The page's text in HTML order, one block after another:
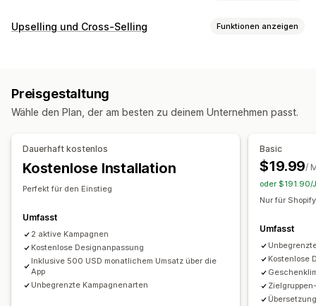
Rabatt-Typen
Warenkorbrabatte Checkout-Rabatte
Prämien Produkt-Bundles Zeitlich begrenzte Angebote
Cross-Selling-Rabatte
Individuelle Rabatte
Editor-Tool
Individueller Code Währungsumrechnung
Lokalisierung
Kampagnen
Trigger und Regeln
Automatisierungen
Segmentierung Tagging Tracking
Berichterstattung
Upselling und Cross-Selling Funktionen anzeigen
Produktseiten-Upselling
Warenkorbeinschub Pop-ups
Benutzerdefinierte CSS
Benutzerdefinierte Regeln
Kostenlose Geschenke
Kostenloser Versand
Mengenrabatte
Gestaffelte Rabatte
KI-Empfehlungen
Priorisierte Auftragsabwicklung
Analysen
Optimierungsvorschläge
Preisgestaltung
Wähle den Plan, der am besten zu deinem Unternehmen passt.
Dauerhaft kostenlos
Kostenlose Installation
Perfekt für den Einstieg
Umfasst
2 aktive Kampagnen
Kostenlose Designanpassung
Inklusive 500 USD monatlichem Umsatz über die
App
Unbegrenzte Kampagnenarten
Basic
$19.99/
oder $191.90/
Nur für
Umfasst
Kostenlose